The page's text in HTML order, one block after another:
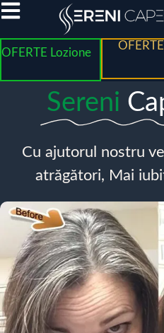
OFERTE Lozione
Sereni
Cu ajutorul nostru
atrăgători, Mai